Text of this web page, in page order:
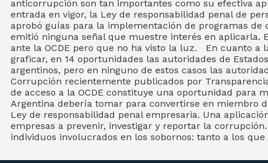
anticorrupción son tan importantes como su efectiva
entrada en vigor, la Ley de responsabilidad penal de
aprobó guías para la implementación de programas
emitió ninguna señal que muestre interés en aplicarla.
ante la OCDE pero que no ha visto la luz. En cuanto a
graficar, en 14 oportunidades las autoridades de
argentinos, pero en ninguno de estos casos las
Corrupción recientemente publicados por
de acceso a la OCDE constituye una oportunidad para
Argentina debería tomar para convertirse en miembro
Ley de responsabilidad penal empresaria. Una
empresas a prevenir, investigar y reportar la
individuos involucrados en los sobornos: tanto a los